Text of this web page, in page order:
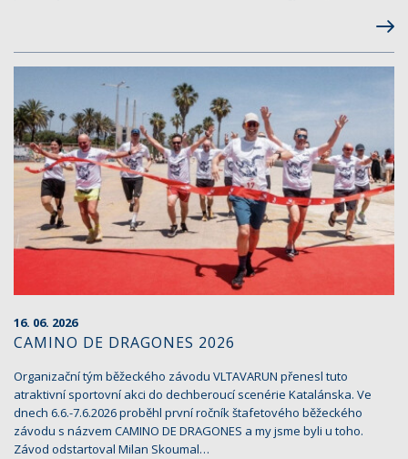
16. 06. 2026
CAMINO DE DRAGONES 2026
Organizační tým běžeckého závodu VLTAVARUN přenesl tuto
atraktivní sportovní akci do dechberoucí scenérie Katalánska. Ve
dnech 6.6.-7.6.2026 proběhl první ročník štafetového běžeckého
závodu s názvem CAMINO DE DRAGONES a my jsme byli u toho.
Závod odstartoval Milan Skoumal…